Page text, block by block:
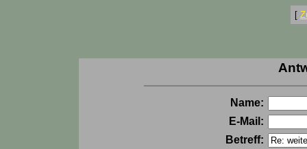
[
Name:
E-Mail:
Betreff: